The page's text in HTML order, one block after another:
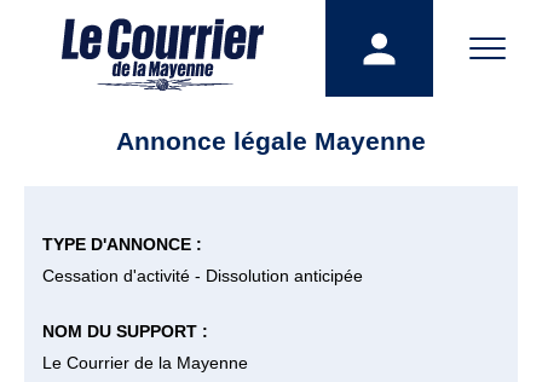
Annonce légale Mayenne
TYPE D'ANNONCE :
Cessation d'activité - Dissolution anticipée
NOM DU SUPPORT :
Le Courrier de la Mayenne